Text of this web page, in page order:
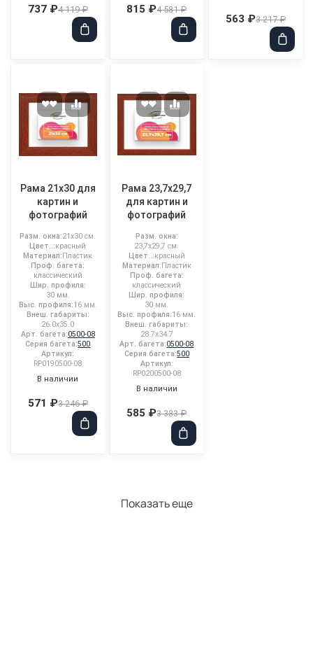
737 ₽4 119 ₽ 815 ₽4 581 ₽
563 ₽3 217 ₽
Рама 21x30 для
картин и
фотографий
Разм. окна:21x30 см.
Цвет..:красный
Материал:Пластик
Проф. багета:
классический
Шир. профиля:
30 мм.
Выс. профиля:16 мм.
Внеш. габариты:
26.0x35.0
Арт. багета:0500-08
Серия багета:500
Артикул:
RP0190500-08
В наличии
571 ₽3 246 ₽
Рама 23,7x29,7
для картин и
фотографий
Разм. окна:
23,7x29,7 см.
Цвет..:красный
Материал:Пластик
Проф. багета:
классический
Шир. профиля:
30 мм.
Выс. профиля:16 мм.
Внеш. габариты:
28.7x34.7
Арт. багета:0500-08
Серия багета:500
Артикул:
RP0200500-08
В наличии
585 ₽3 383 ₽
Показать еще